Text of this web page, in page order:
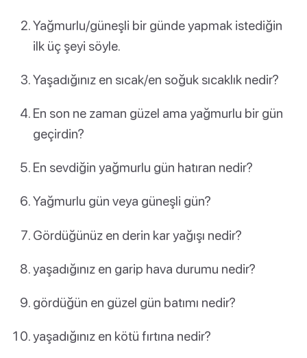
Yağmurlu/güneşli bir günde yapmak istediğin
ilk üç şeyi söyle.
Yaşadığınız en sıcak/en soğuk sıcaklık nedir?
En son ne zaman güzel ama yağmurlu bir gün
geçirdin?
En sevdiğin yağmurlu gün hatıran nedir?
Yağmurlu gün veya güneşli gün?
Gördüğünüz en derin kar yağışı nedir?
yaşadığınız en garip hava durumu nedir?
gördüğün en güzel gün batımı nedir?
yaşadığınız en kötü fırtına nedir?